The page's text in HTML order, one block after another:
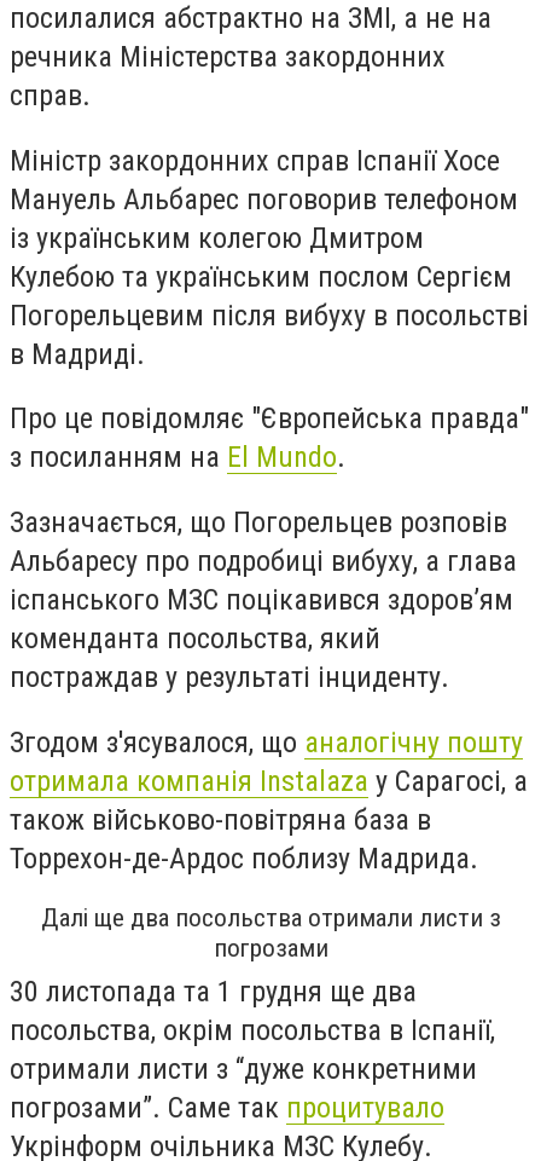
посилалися абстрактно на ЗМІ, а не на
речника Міністерства закордонних
справ.
Міністр закордонних справ Іспанії Хосе
Мануель Альбарес поговорив телефоном
із українським колегою Дмитром
Кулебою та українським послом Сергієм
Погорельцевим після вибуху в посольстві
в Мадриді.
Про це повідомляє "Європейська правда"
з посиланням на El Mundo.
Зазначається, що Погорельцев розповів
Альбаресу про подробиці вибуху, а глава
іспанського МЗС поцікавився здоров’ям
коменданта посольства, який
постраждав у результаті інциденту.
Згодом з'ясувалося, що аналогічну пошту
отримала компанія Instalaza у Сарагосі, а
також військово-повітряна база в
Торрехон-де-Ардос поблизу Мадрида.
Далі ще два посольства отримали листи з
погрозами
30 листопада та 1 грудня ще два
посольства, окрім посольства в Іспанії,
отримали листи з “дуже конкретними
погрозами”. Саме так процитувало
Укрінформ очільника МЗС Кулебу.